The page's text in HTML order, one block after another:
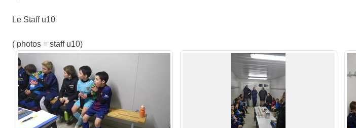
Le Staff u10
( photos = staff u10)